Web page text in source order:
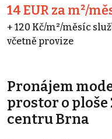
14 EUR za m²/
+ 120 Kč/m²/měsíc
včetně provize
Pronájem
prostor o ploše
centru Brna